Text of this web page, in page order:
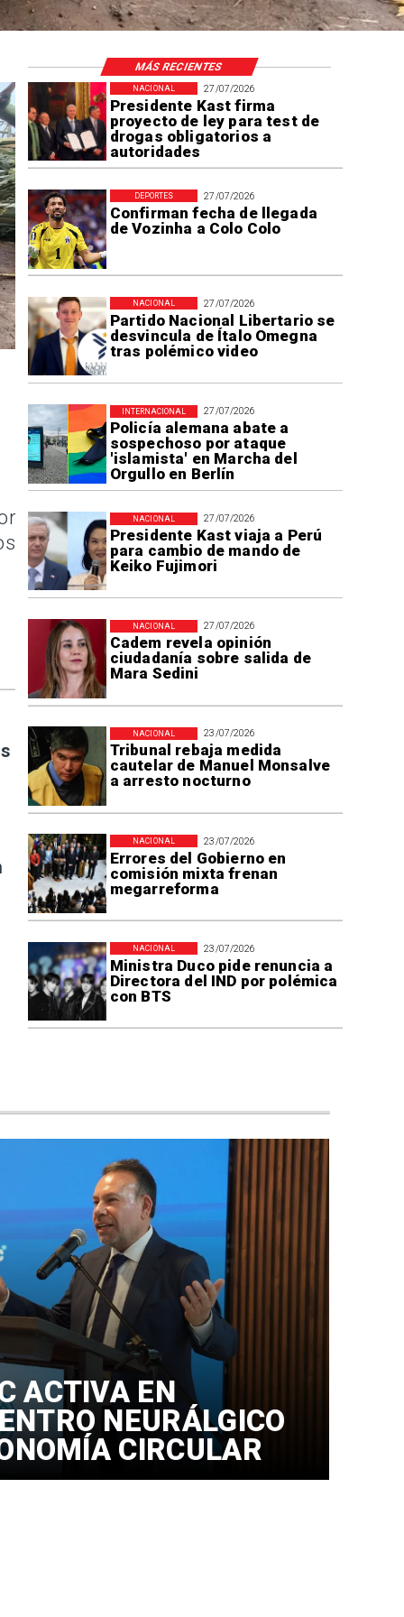
27/07/2026
Presidente Kast firma
proyecto de ley para test de
drogas obligatorios a
autoridades
NACIONAL
27/07/2026
Confirman fecha de llegada
de Vozinha a Colo Colo
DEPORTES
27/07/2026
Partido Nacional Libertario se
desvincula de Ítalo Omegna
tras polémico video
NACIONAL
27/07/2026
Policía alemana abate a
sospechoso por ataque
'islamista' en Marcha del
Orgullo en Berlín
INTERNACIONAL
27/07/2026
Presidente Kast viaja a Perú
para cambio de mando de
Keiko Fujimori
NACIONAL
27/07/2026
Cadem revela opinión
ciudadanía sobre salida de
Mara Sedini
NACIONAL
23/07/2026
Tribunal rebaja medida
cautelar de Manuel Monsalve
a arresto nocturno
NACIONAL
23/07/2026
Errores del Gobierno en
comisión mixta frenan
megarreforma
NACIONAL
23/07/2026
Ministra Duco pide renuncia a
Directora del IND por polémica
con BTS
NACIONAL
MÁS RECIENTES
ACTIVA EN
NEURÁLGICO
CIRCULAR